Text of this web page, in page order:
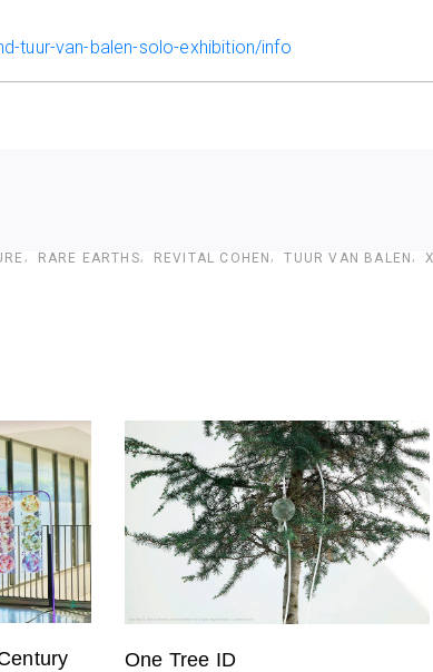
tuur-van-balen-solo-exhibition/info
RARE EARTHS REVITAL COHEN TUUR VAN BALEN
One Tree ID